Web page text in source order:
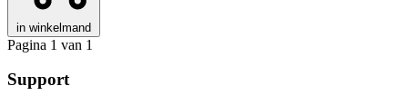
in winkelmand
Pagina 1 van 1
Support